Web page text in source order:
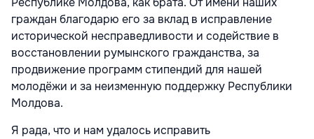
граждан благодарю его за вклад в исправление
исторической несправедливости и содействие в
восстановлении румынского гражданства, за
продвижение программ стипендий для нашей
молодёжи и за неизменную поддержку Республики
Молдова.
Я рада, что и нам удалось исправить